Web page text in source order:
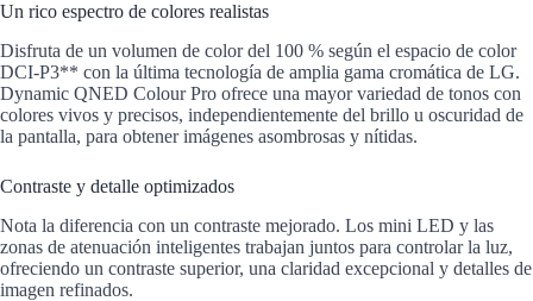
Un rico espectro de colores realistas
Disfruta de un volumen de color del 100 % según el espacio de color
DCI-P3** con la última tecnología de amplia gama cromática de LG.
Dynamic QNED Colour Pro ofrece una mayor variedad de tonos con
colores vivos y precisos, independientemente del brillo u oscuridad de
la pantalla, para obtener imágenes asombrosas y nítidas.
Contraste y detalle optimizados
Nota la diferencia con un contraste mejorado. Los mini LED y las
zonas de atenuación inteligentes trabajan juntos para controlar la luz,
ofreciendo un contraste superior, una claridad excepcional y detalles de
imagen refinados.